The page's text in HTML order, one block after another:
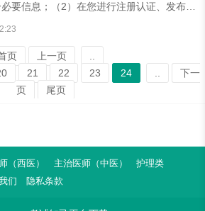
要信息；（2）在您进行注册认证、发布信
理位置的服务时，基于法律要求或实现功能
您有权拒绝向我们提供这些信息，或者撤回
请您了解，拒绝或撤回授权同意，将导致您
但不影响您使用“考试知己”的其他功能；
过程中收集和产生的您的个人信息存储于中
页 上一页
21 22 23 24
下一
页
尾页
（西医） 主治医师（中医）
护理类
们 隐私条款